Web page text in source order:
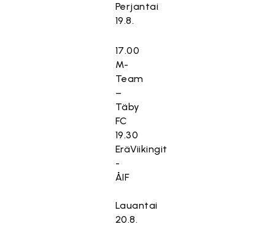
Perjantai
19.8.
17.00
M-
Team
–
Täby
FC
19.30
EräViikingit
-
ÅIF
Lauantai
20.8.